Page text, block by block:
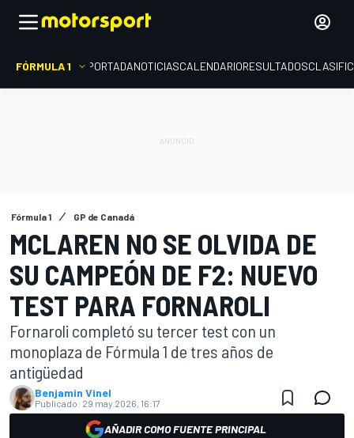
FÓRMULA 1 PORTADANOTICIASCALENDARIORESULTADOS
Fórmula 1 GP de Canadá
MCLAREN NO SE OLVIDA DE
SU CAMPEÓN DE F2: NUEVO
TEST PARA FORNAROLI
Fornaroli completó su tercer test con un
monoplaza de Fórmula 1 de tres años de
antigüedad
Benjamin Vinel
Publicado: 29 may 2026, 16:17
AÑADIR COMO FUENTE PRINCIPAL